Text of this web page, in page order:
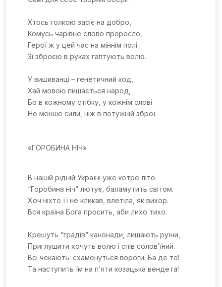
Хтось голкою засіє на добро,
Комусь чарівне слово проросло,
Герої ж у цей час на міннім полі
Зі зброєю в руках гаптують волю.
У вишиванці – генетичний код,
Хай мовою пишається народ,
Бо в кожному стібку, у кожнім слові
Не менше сили, ніж в потужній зброї.
«ГОРОБИНА НІЧ»
В нашій рідній Україні уже котре літо
“Горобина ніч” лютує, баламутить світом.
Хоч ніхто її не кликав, влетіла, як вихор.
Вся країна Бога просить, аби лихо тихо.
Крешуть “градів” канонади, лишають руїни,
Приглушити хочуть волю і спів солов’їний.
Всі чекають: схаменуться вороги. Ба де то!
Та наступить їм на п’яти козацька вендета!